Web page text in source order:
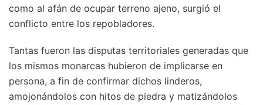
como al afán de ocupar terreno ajeno, surgió el
conflicto entre los repobladores.
Tantas fueron las disputas territoriales generadas que
los mismos monarcas hubieron de implicarse en
persona, a fin de confirmar dichos linderos,
amojonándolos con hitos de piedra y matizándolos